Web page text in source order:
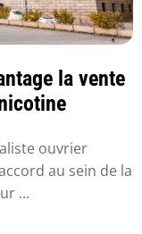
la vente
ouvrier
au sein de la
...